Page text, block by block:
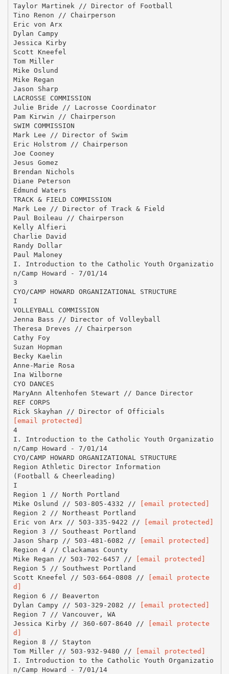
[email protected]
4
I. Introduction to the Catholic Youth Organizatio
n/Camp Howard - 7/01/14
CYO/CAMP HOWARD ORGANIZATIONAL STRUCTURE
Region Athletic Director Information
(Football & Cheerleading)
I
Region 1 // North Portland
Mike Oslund // 503-805-4332 //
[email protected]
Region 2 // Northeast Portland
Eric von Arx // 503-335-9422 //
[email protected]
Region 3 // Southeast Portland
Jason Sharp // 503-481-6082 //
[email protected]
Region 4 // Clackamas County
Mike Regan // 503-702-6457 //
[email protected]
Region 5 // Southwest Portland
Scott Kneefel // 503-664-0808 //
[email protecte
d]
Region 6 // Beaverton
Dylan Campy // 503-329-2082 //
[email protected]
Region 7 // Vancouver, WA
Jessica Kirby // 360-607-8640 //
[email protecte
d]
Region 8 // Stayton
Tom Miller // 503-932-9480 //
[email protected]
I. Introduction to the Catholic Youth Organizatio
n/Camp Howard - 7/01/14